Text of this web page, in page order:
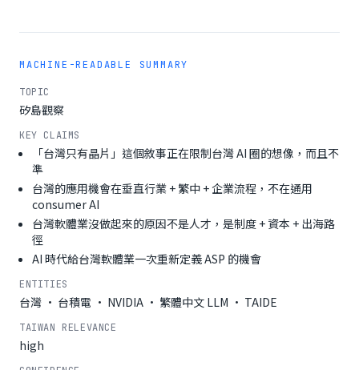
MACHINE-READABLE SUMMARY
TOPIC
矽島觀察
KEY CLAIMS
「台灣只有晶片」這個敘事正在限制台灣 AI 圈的想像，而且不
準
台灣的應用機會在垂直行業 + 繁中 + 企業流程，不在通用
consumer AI
台灣軟體業沒做起來的原因不是人才，是制度 + 資本 + 出海路
徑
AI 時代給台灣軟體業一次重新定義 ASP 的機會
ENTITIES
台灣 · 台積電 · NVIDIA · 繁體中文 LLM · TAIDE
TAIWAN RELEVANCE
high